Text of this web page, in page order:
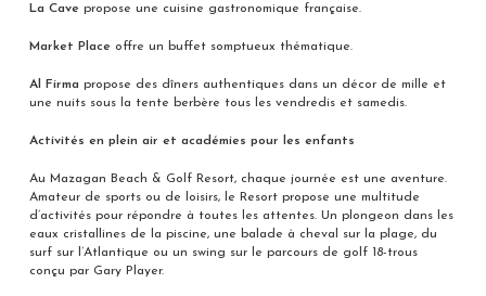
La Cave propose une cuisine gastronomique française.
Market Place offre un buffet somptueux thématique.
Al Firma propose des dîners authentiques dans un décor de mille et
une nuits sous la tente berbère tous les vendredis et samedis.
Activités en plein air et académies pour les enfants
Au Mazagan Beach & Golf Resort, chaque journée est une aventure.
Amateur de sports ou de loisirs, le Resort propose une multitude
d’activités pour répondre à toutes les attentes. Un plongeon dans les
eaux cristallines de la piscine, une balade à cheval sur la plage, du
surf sur l’Atlantique ou un swing sur le parcours de golf 18-trous
conçu par Gary Player.